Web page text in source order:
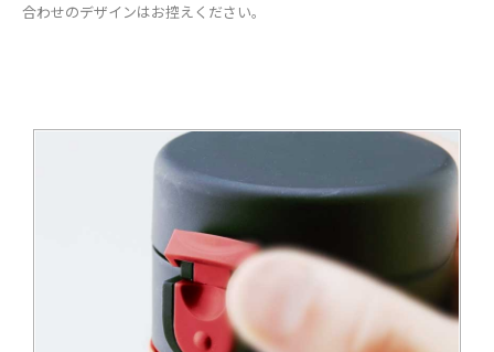
合わせのデザインはお控えください。